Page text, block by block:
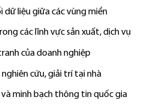
dữ liệu giữa các vùng miền
các lĩnh vực sản xuất, dịch vụ
của doanh nghiệp
cứu, giải trí tại nhà
minh bạch thông tin quốc gia